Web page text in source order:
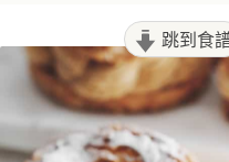
跳到食